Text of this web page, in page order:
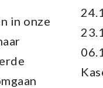
in onze